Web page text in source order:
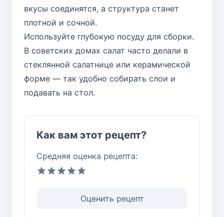
вкусы соединятся, а структура станет
плотной и сочной.
Используйте глубокую посуду для сборки.
В советских домах салат часто делали в
стеклянной салатнице или керамической
форме — так удобно собирать слои и
подавать на стол.
Как вам этот рецепт?
Средняя оценка рецепта:
Оценить рецепт